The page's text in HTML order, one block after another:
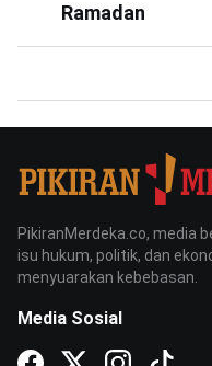
Ramadan
PikiranMerdeka.co, media
isu hukum, politik, dan
menyuarakan kebebasan.
Media Sosial